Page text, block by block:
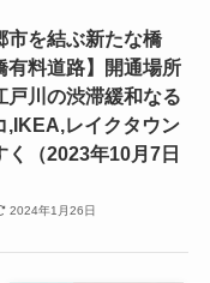
市を結ぶ新たな橋
有料道路】開通場所
戸川の渋滞緩和なる
,IKEA,レイクタウン
く（2023年10月7日
2024年1月26日